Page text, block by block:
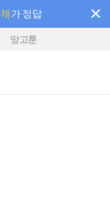
가 정답
워진 AI 부스터 요금제
망고툰